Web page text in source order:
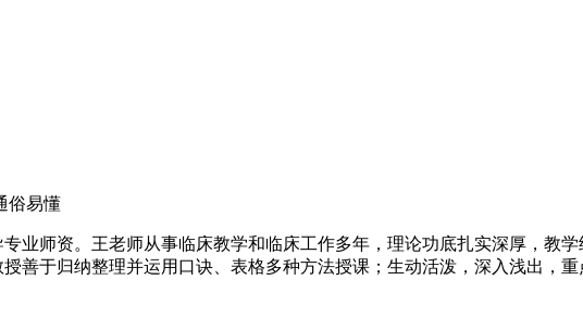
俗易懂
业师资。王老师从事临床教学和临床工作多年，理论功底扎实深厚，教
善于归纳整理并运用口诀、表格多种方法授课；生动活泼，深入浅出，